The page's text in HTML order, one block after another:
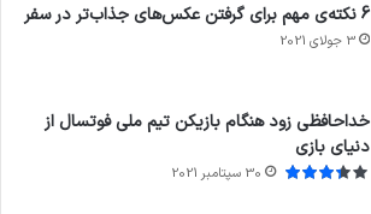
6 نکته‌ی مهم برای گرفتن عکس‌های جذاب‌تر در سفر
3 جولای 2021
خداحافظی زود هنگام بازیکن تیم ملی فوتسال از
دنیای بازی
30 سپتامبر 2021